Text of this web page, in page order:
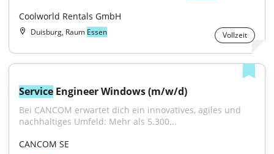
Coolworld Rentals GmbH
Duisburg, Raum Essen Vollzeit
Service Engineer Windows (m/w/d)
Bei CANCOM erwartet dich ein innovatives, agiles und
nachhaltiges Umfeld: Mehr als 5.300...
CANCOM SE